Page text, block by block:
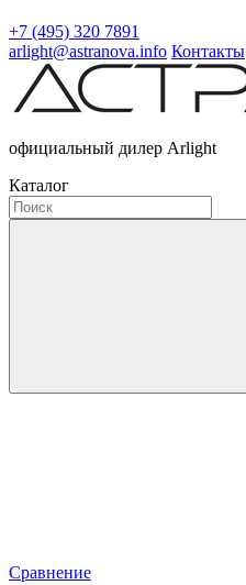
+7 (495) 320 7891
arlight@astranova.info Контакты
официальный дилер Arlight
Каталог
Сравнение